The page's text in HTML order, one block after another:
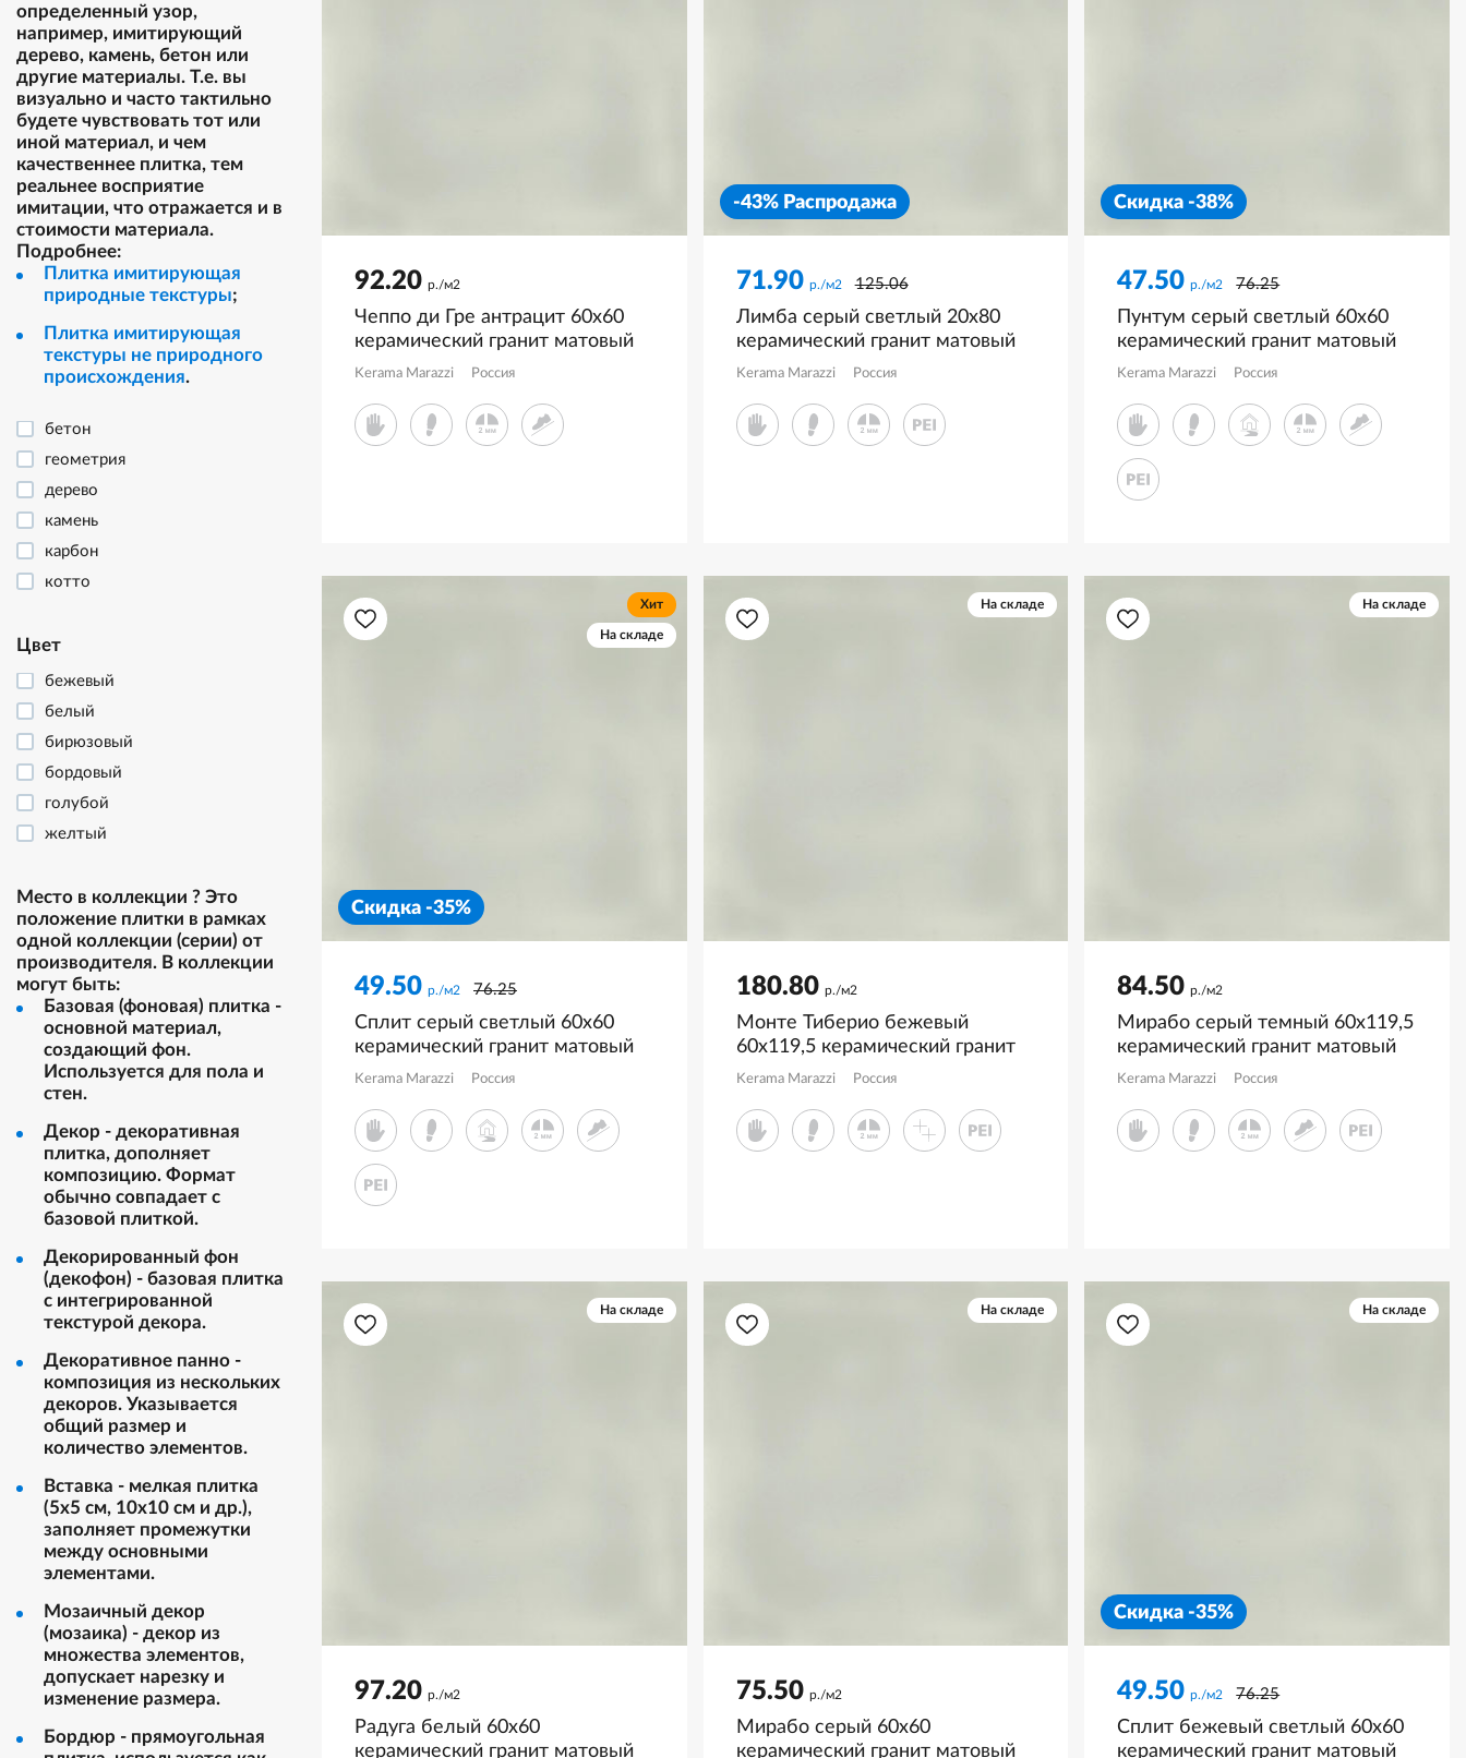
определенный узор,
например, имитирующий
дерево, камень, бетон или
другие материалы. Т.е. вы
визуально и часто тактильно
будете чувствовать тот или
иной материал, и чем
качественнее плитка, тем
реальнее восприятие
имитации, что отражается и в
стоимости материала.
Подробнее:
Плитка имитирующая
природные текстуры;
Плитка имитирующая
текстуры не природного
происхождения.
бетон
геометрия
дерево
камень
карбон
котто
металл
моноколор
мрамор
оникс
орнамент
рисунок
терраццо
фьюжн
Цвет
бежевый
белый
бирюзовый
бордовый
голубой
желтый
коричневый
красный
многоцветный
оранжевый
розовый
серый
синий
черный
Место в коллекции ? Это
положение плитки в рамках
одной коллекции (серии) от
производителя. В коллекции
могут быть:
Базовая (фоновая) плитка -
основной материал,
создающий фон.
Используется для пола и
стен.
Декор - декоративная
плитка, дополняет
композицию. Формат
обычно совпадает с
базовой плиткой.
Декорированный фон
(декофон) - базовая плитка
с интегрированной
текстурой декора.
Декоративное панно -
композиция из нескольких
декоров. Указывается
общий размер и
количество элементов.
Вставка - мелкая плитка
(5х5 см, 10х10 см и др.),
заполняет промежутки
между основными
элементами.
Мозаичный декор
(мозаика) - декор из
множества элементов,
допускает нарезку и
изменение размера.
Бордюр - прямоугольная
92.20 р./м2
Чеппо ди Гре антрацит 60x60
керамический гранит матовый
DD606220R
Kerama Marazzi Россия
-43% Распродажа
71.90 р./м2 125.06
Лимба серый светлый 20x80
керамический гранит матовый
KM2080G0001R
Kerama Marazzi Россия
Скидка -38%
47.50 р./м2 76.25
Пунтум серый светлый 60x60
керамический гранит матовый
KM6060G1191R8
Kerama Marazzi Россия
Хит
На складе
Скидка -35%
49.50 р./м2 76.25
Сплит серый светлый 60x60
керамический гранит матовый
KM6060G1231R8
Kerama Marazzi Россия
На складе
180.80 р./м2
Монте Тиберио бежевый
60x119,5 керамический гранит
лаппатированный SG564522R
Kerama Marazzi Россия
На складе
84.50 р./м2
Мирабо серый темный 60x119,5
керамический гранит матовый
KM6012G0721R
Kerama Marazzi Россия
На складе
97.20 р./м2
Радуга белый 60x60
керамический гранит матовый
На складе
75.50 р./м2
Мирабо серый 60x60
керамический гранит матовый
На складе
Скидка -35%
49.50 р./м2 76.25
Сплит бежевый светлый 60x60
керамический гранит матовый